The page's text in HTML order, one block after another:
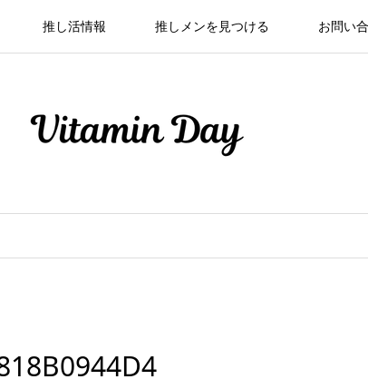
推し活情報 推しメンを見つける お問い